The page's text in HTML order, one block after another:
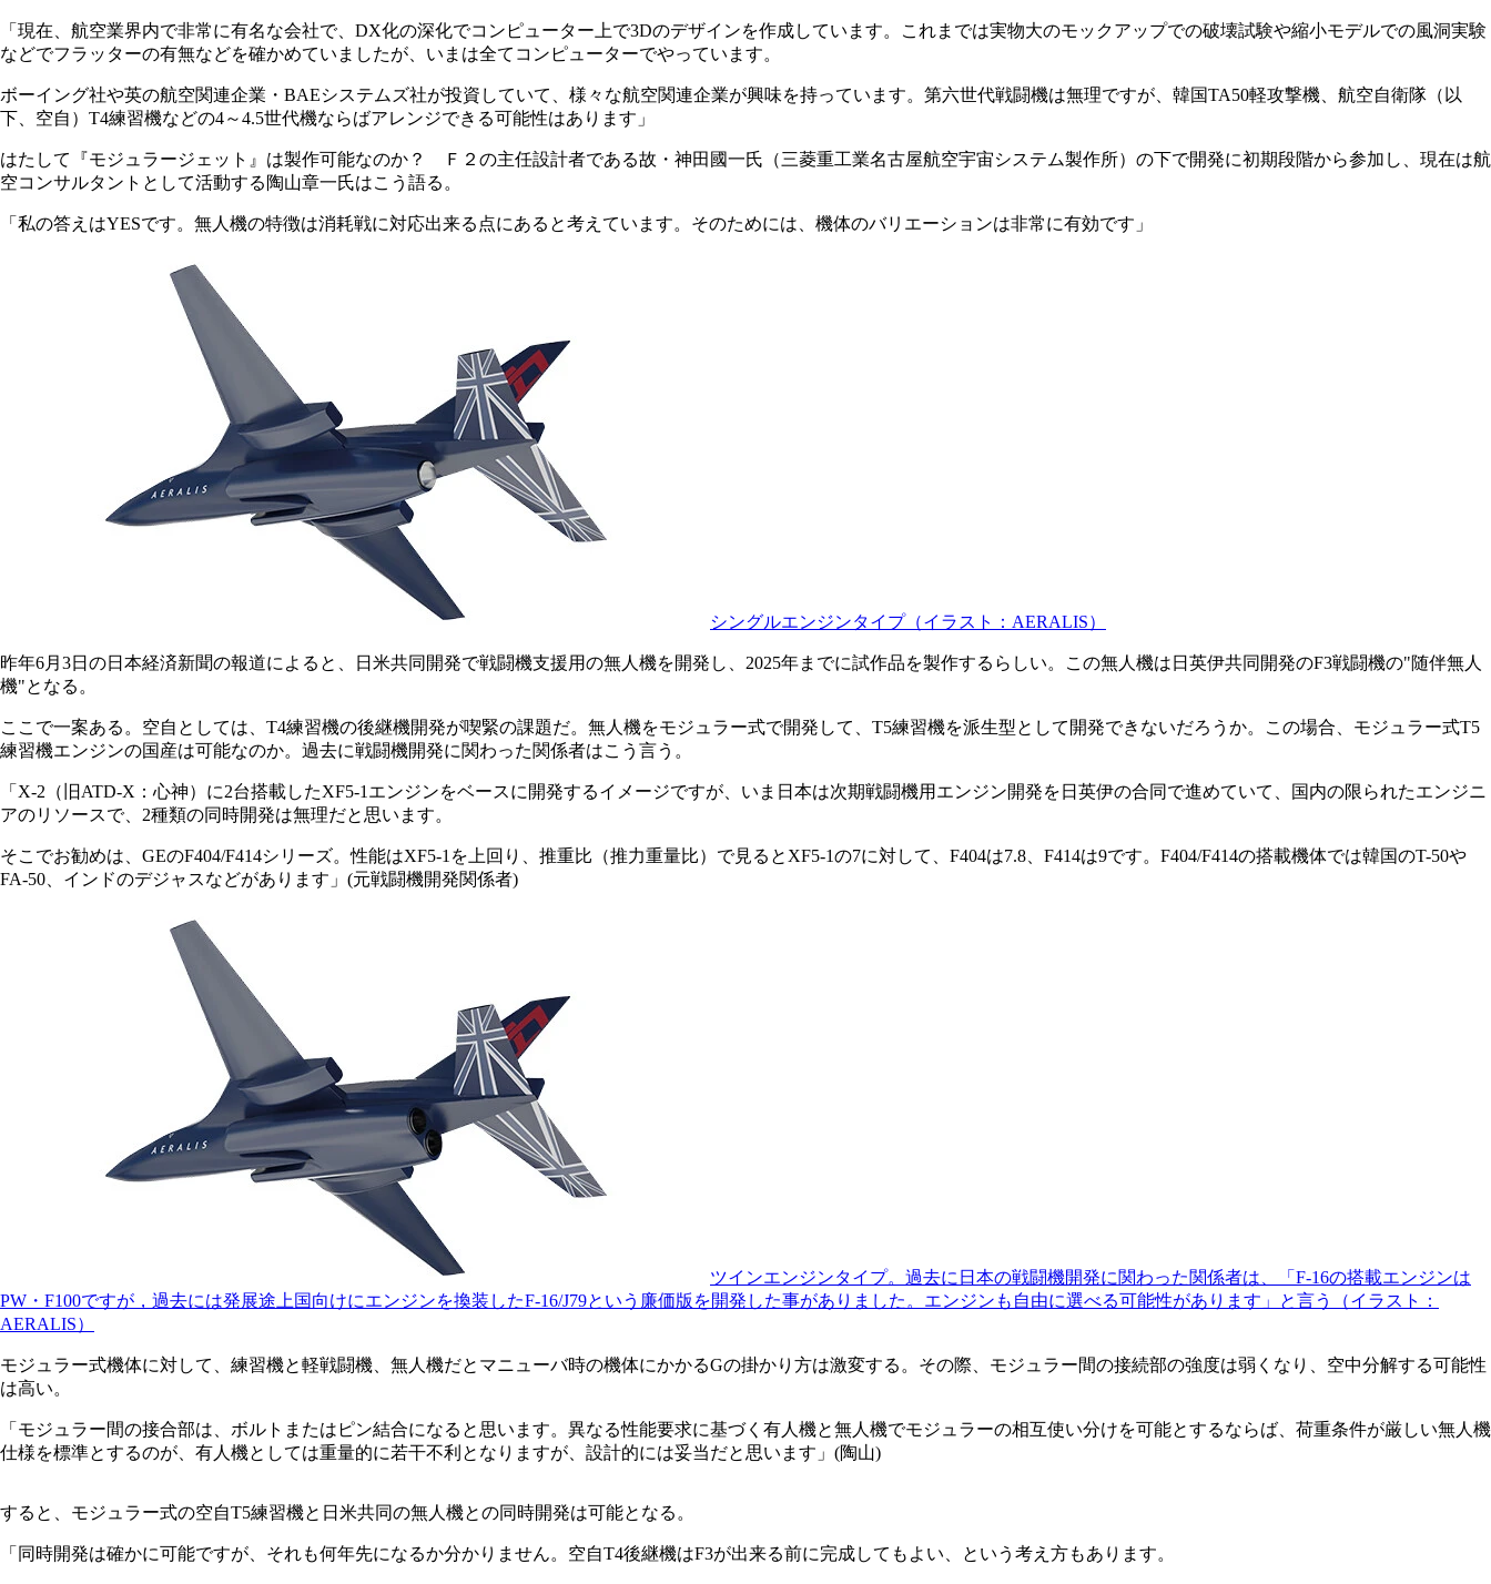
「現在、航空業界内で非常に有名な会社で、DX化の深化でコンピューター上で3Dのデザインを作成しています。これまでは実物大のモックアップでの破壊試験や縮小モデルでの風洞実験
などでフラッターの有無などを確かめていましたが、いまは全てコンピューターでやっています。
ボーイング社や英の航空関連企業・BAEシステムズ社が投資していて、様々な航空関連企業が興味を持っています。第六世代戦闘機は無理ですが、韓国TA50軽攻撃機、航空自衛隊（以
下、空自）T4練習機などの4～4.5世代機ならばアレンジできる可能性はあります」
はたして『モジュラージェット』は製作可能なのか？ Ｆ２の主任設計者である故・神田國一氏（三菱重工業名古屋航空宇宙システム製作所）の下で開発に初期段階から参加し、現在は航
空コンサルタントとして活動する陶山章一氏はこう語る。
「私の答えはYESです。無人機の特徴は消耗戦に対応出来る点にあると考えています。そのためには、機体のバリエーションは非常に有効です」
シングルエンジンタイプ（イラスト：AERALIS）
昨年6月3日の日本経済新聞の報道によると、日米共同開発で戦闘機支援用の無人機を開発し、2025年までに試作品を製作するらしい。この無人機は日英伊共同開発のF3戦闘機の"随伴無人
機"となる。
ここで一案ある。空自としては、T4練習機の後継機開発が喫緊の課題だ。無人機をモジュラー式で開発して、T5練習機を派生型として開発できないだろうか。この場合、モジュラー式T5
練習機エンジンの国産は可能なのか。過去に戦闘機開発に関わった関係者はこう言う。
「X-2（旧ATD-X：心神）に2台搭載したXF5-1エンジンをベースに開発するイメージですが、いま日本は次期戦闘機用エンジン開発を日英伊の合同で進めていて、国内の限られたエンジニ
アのリソースで、2種類の同時開発は無理だと思います。
そこでお勧めは、GEのF404/F414シリーズ。性能はXF5-1を上回り、推重比（推力重量比）で見るとXF5-1の7に対して、F404は7.8、F414は9です。F404/F414の搭載機体では韓国のT-50や
FA-50、インドのデジャスなどがあります」(元戦闘機開発関係者)
ツインエンジンタイプ。過去に日本の戦闘機開発に関わった関係者は、「F-16の搭載エンジンは
PW・F100ですが，過去には発展途上国向けにエンジンを換装したF-16/J79という廉価版を開発した事がありました。エンジンも自由に選べる可能性があります」と言う（イラスト：
AERALIS）
モジュラー式機体に対して、練習機と軽戦闘機、無人機だとマニューバ時の機体にかかるGの掛かり方は激変する。その際、モジュラー間の接続部の強度は弱くなり、空中分解する可能性
は高い。
「モジュラー間の接合部は、ボルトまたはピン結合になると思います。異なる性能要求に基づく有人機と無人機でモジュラーの相互使い分けを可能とするならば、荷重条件が厳しい無人機
仕様を標準とするのが、有人機としては重量的に若干不利となりますが、設計的には妥当だと思います」(陶山)
すると、モジュラー式の空自T5練習機と日米共同の無人機との同時開発は可能となる。
「同時開発は確かに可能ですが、それも何年先になるか分かりません。空自T4後継機はF3が出来る前に完成してもよい、という考え方もあります。